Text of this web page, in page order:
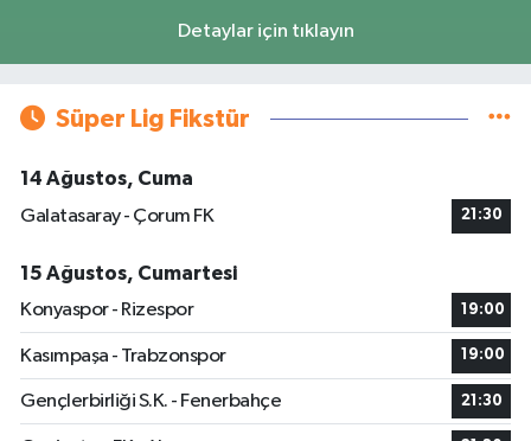
Detaylar için tıklayın
Süper Lig Fikstür
14 Ağustos, Cuma
Galatasaray - Çorum FK
21:30
15 Ağustos, Cumartesi
Konyaspor - Rizespor
19:00
Kasımpaşa - Trabzonspor 19:00
Gençlerbirliği S.K. - Fenerbahçe 21:30